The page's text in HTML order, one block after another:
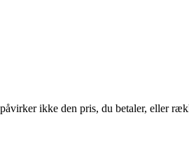
ikke den pris, du betaler, eller